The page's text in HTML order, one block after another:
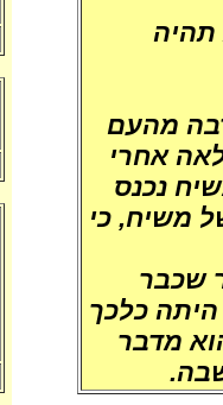
תהיה
מהעם
אחרי
נכנס
משיח, כי
שכבר
כלכך
מדבר